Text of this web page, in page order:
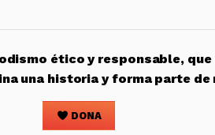
ético y responsable,
una historia y forma parte de
DONA